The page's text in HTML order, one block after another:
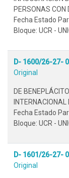
PERSONAS CON
Fecha Estado
Bloque: UCR -
D- 1600/26-27- 0
Original
DE
Fecha Estado
Bloque: UCR -
D- 1601/26-27- 0
Original